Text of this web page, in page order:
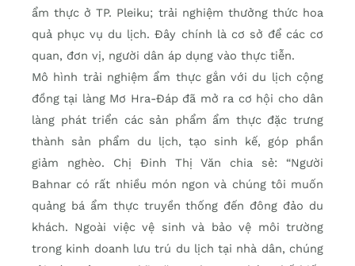
ẩm thực ở TP. Pleiku; trải nghiệm thưởng thức hoa
quả phục vụ du lịch. Đây chính là cơ sở để các cơ
quan, đơn vị, người dân áp dụng vào thực tiễn.
Mô hình trải nghiệm ẩm thực gắn với du lịch cộng
đồng tại làng Mơ Hra-Đáp đã mở ra cơ hội cho dân
làng phát triển các sản phẩm ẩm thực đặc trưng
thành sản phẩm du lịch, tạo sinh kế, góp phần
giảm nghèo. Chị Đinh Thị Văn chia sẻ: “Người
Bahnar có rất nhiều món ngon và chúng tôi muốn
quảng bá ẩm thực truyền thống đến đông đảo du
khách. Ngoài việc vệ sinh và bảo vệ môi trường
trong kinh doanh lưu trú du lịch tại nhà dân, chúng